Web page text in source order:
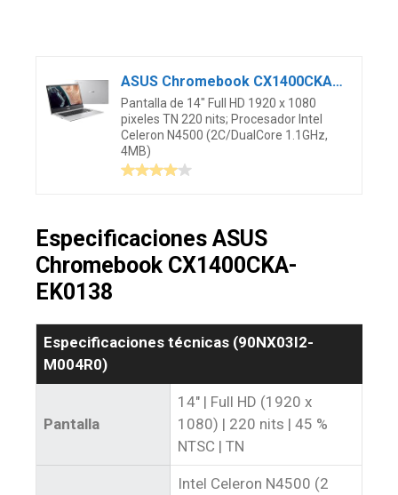
ASUS Chromebook CX1400CKA-EK0138 – Ordenador Portátil 14″ Full HD (Intel Celeron N4500, 8GB RAM, 64GB eMMC, UHD Graphics, ChromeOS) Plata Transparente – Teclado QWERTY español
Pantalla de 14″ Full HD 1920 x 1080
pixeles TN 220 nits; Procesador Intel
Celeron N4500 (2C/DualCore 1.1GHz,
4MB)
Especificaciones ASUS
Chromebook CX1400CKA-
EK0138
Especificaciones técnicas (‎‎‎90NX03I2-
M004R0)
Pantalla
14″ | Full HD (1920 x
1080) | 220 nits | 45 %
NTSC | TN
Intel Celeron N4500 (2